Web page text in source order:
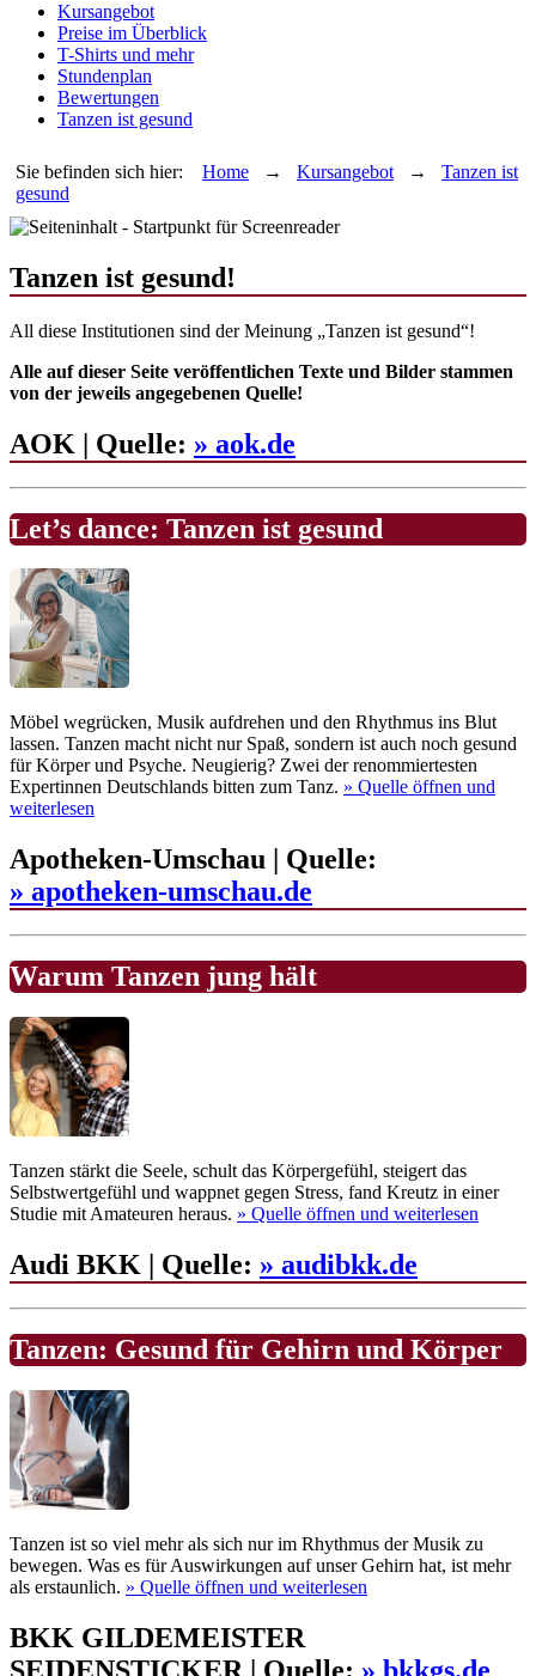
Kursangebot
Preise im Überblick
T-Shirts und mehr
Stundenplan
Bewertungen
Tanzen ist gesund
Sie befinden sich hier: Home → Kursangebot → Tanzen ist
gesund
Tanzen ist gesund!
All diese Institutionen sind der Meinung „Tanzen ist gesund“!
Alle auf dieser Seite veröffentlichen Texte und Bilder stammen
von der jeweils angegebenen Quelle!
AOK | Quelle: » aok.de
Let’s dance: Tanzen ist gesund
Möbel wegrücken, Musik aufdrehen und den Rhythmus ins Blut
lassen. Tanzen macht nicht nur Spaß, sondern ist auch noch gesund
für Körper und Psyche. Neugierig? Zwei der renommiertesten
Expertinnen Deutschlands bitten zum Tanz. » Quelle öffnen und
weiterlesen
Apotheken-Umschau | Quelle:
» apotheken-umschau.de
Warum Tanzen jung hält
Tanzen stärkt die Seele, schult das Körpergefühl, steigert das
Selbstwertgefühl und wappnet gegen Stress, fand Kreutz in einer
Studie mit Amateuren heraus. » Quelle öffnen und weiterlesen
Audi BKK | Quelle: » audibkk.de
Tanzen: Gesund für Gehirn und Körper
Tanzen ist so viel mehr als sich nur im Rhythmus der Musik zu
bewegen. Was es für Auswirkungen auf unser Gehirn hat, ist mehr
als erstaunlich. » Quelle öffnen und weiterlesen
BKK GILDEMEISTER
SEIDENSTICKER | Quelle: » bkkgs.de